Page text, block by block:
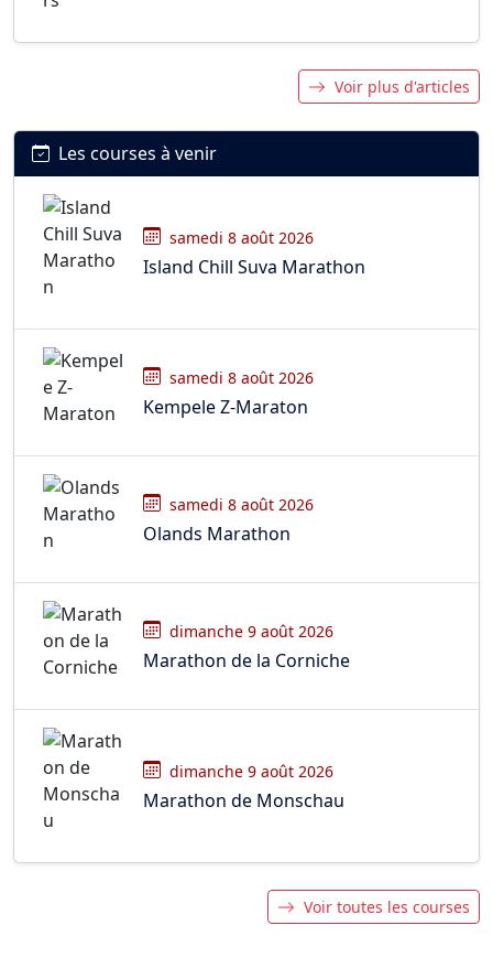
Voir plus d'articles
Les courses à venir
samedi 8 août 2026
Island Chill Suva Marathon
samedi 8 août 2026
Kempele Z-Maraton
samedi 8 août 2026
Olands Marathon
dimanche 9 août 2026
Marathon de la Corniche
dimanche 9 août 2026
Marathon de Monschau
Voir toutes les courses